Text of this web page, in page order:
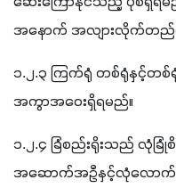
အနောက် အလျားလိုက်တည်
၁.၂.၃ ကြက်ရုံ တစ်ရုံနှင့်တစ်
အကွာအဝေးရှိရမည်။
၁.၂.၄ ခြံစည်းရိုးသည် လုံခြုံစိတ်
အဆောက်အဦနှင့်လုံလောက်